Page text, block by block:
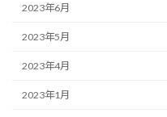
2023年6月
2023年5月
2023年4月
2023年1月